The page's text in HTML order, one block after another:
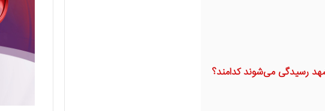
رسیدگی می‌شوند کدامند؟